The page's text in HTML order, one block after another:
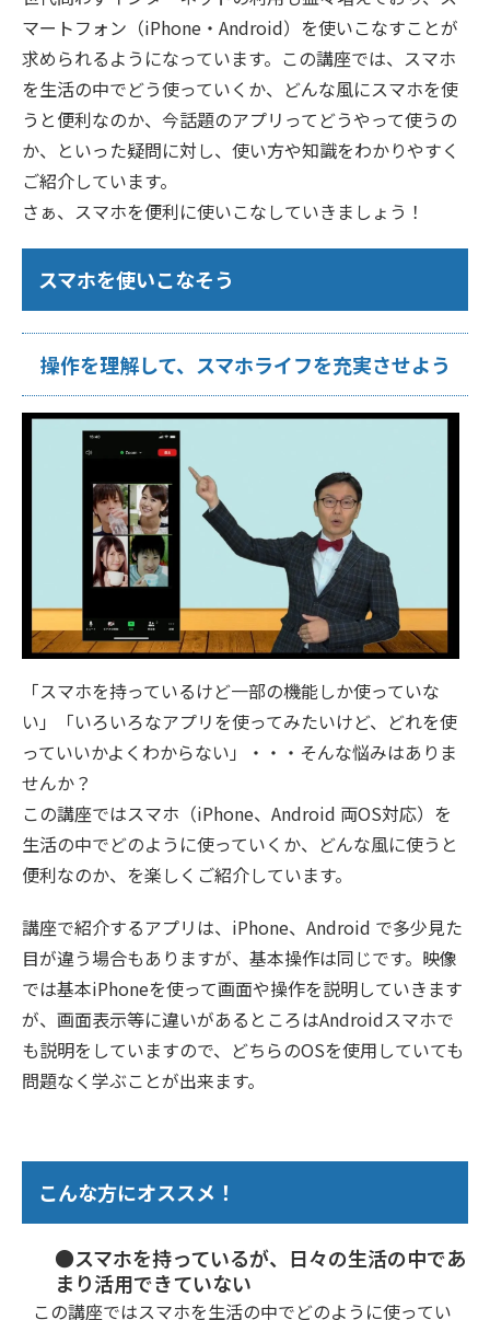
マートフォン（iPhone・Android）を使いこなすことが
求められるようになっています。この講座では、スマホ
を生活の中でどう使っていくか、どんな風にスマホを使
うと便利なのか、今話題のアプリってどうやって使うの
か、といった疑問に対し、使い方や知識をわかりやすく
ご紹介しています。
さぁ、スマホを便利に使いこなしていきましょう！
スマホを使いこなそう
操作を理解して、スマホライフを充実させよう
「スマホを持っているけど一部の機能しか使っていな
い」「いろいろなアプリを使ってみたいけど、どれを使
っていいかよくわからない」・・・そんな悩みはありま
せんか？
この講座ではスマホ（iPhone、Android 両OS対応）を
生活の中でどのように使っていくか、どんな風に使うと
便利なのか、を楽しくご紹介しています。
講座で紹介するアプリは、iPhone、Android で多少見た
目が違う場合もありますが、基本操作は同じです。映像
では基本iPhoneを使って画面や操作を説明していきます
が、画面表示等に違いがあるところはAndroidスマホで
も説明をしていますので、どちらのOSを使用していても
問題なく学ぶことが出来ます。
こんな方にオススメ！
●スマホを持っているが、日々の生活の中であ
まり活用できていない
この講座ではスマホを生活の中でどのように使ってい